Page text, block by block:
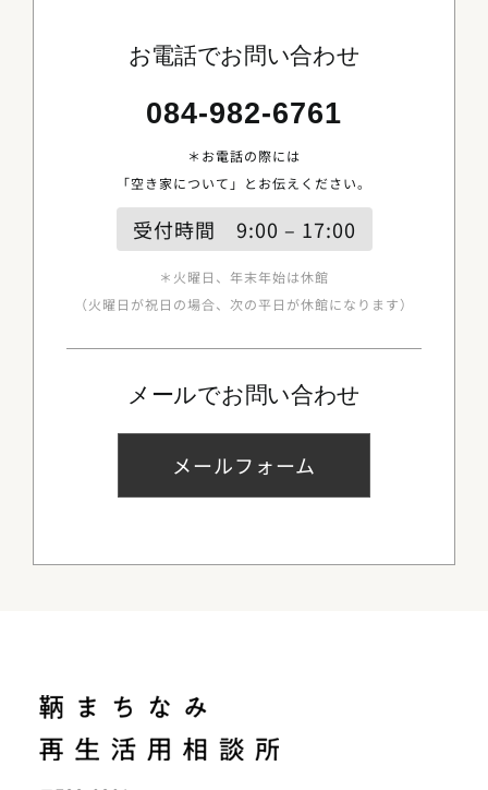
お電話でお問い合わせ
084-982-6761
＊お電話の際には
「空き家について」とお伝えください。
受付時間 9:00 – 17:00
＊火曜日、年末年始は休館
（火曜日が祝日の場合、次の平日が休館になります）
メールでお問い合わせ
メールフォーム